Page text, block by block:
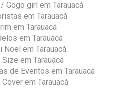
Gogo girl em Tarauacá
em Tarauacá
em Tarauacá
em Tarauacá
Noel em Tarauacá
Size em Tarauacá
de Eventos em Tarauacá
Cover em Tarauacá